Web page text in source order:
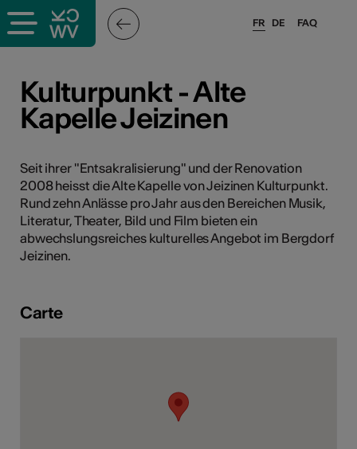
pros
FAQ
FR DE
Kulturpunkt - Alte
Kapelle Jeizinen
Seit ihrer "Entsakralisierung" und der Renovation
2008 heisst die Alte Kapelle von Jeizinen Kulturpunkt.
Rund zehn Anlässe pro Jahr aus den Bereichen Musik,
Literatur, Theater, Bild und Film bieten ein
abwechslungsreiches kulturelles Angebot im Bergdorf
Jeizinen.
Carte